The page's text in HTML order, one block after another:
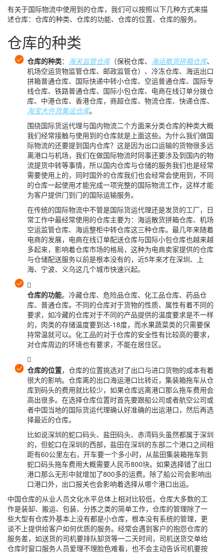
有关于国际物流中使用到的仓库，我们可以按照以下几种方式来描
述仓库：仓库的种类、仓库的功能、仓库的位置、仓库的服务。
仓库的种类
仓库的种类： 海关监管仓库（保税仓库、 海运散货拼箱仓库、
机场空运货物监管仓库、邮政监管仓）、冷冻仓库、海运出口
拼箱普通仓库、国际快递中转小仓库、空运普通仓库、国际专
线仓库、铁路普通仓库、国际小包仓库、电商在线订单分拨仓
库、中港仓库、香港仓库，商超仓库、物流仓库、快递仓库、
淘宝大件货集运仓库。
围绕国际货运代理与国内物流二个方面来分类仓库的种类大概
我们经常接触与使用到的仓库就是上面这些。为什么我们做国
际物流的还要提到国内仓库？这是因为出口运输的货物很多远
离港口与机场，我们在做国际物流时同事还要涉及到国内的物
流提货中转等事情，所以国内仓库与仓储的服务我们也是经常
需要使用上的，同时国外的仓库我们也会经常会使用到，不同
的仓库一起使用才能完成一项完整的国际物流工作，这样才能
为客户提供门到门的国际运输服务。
在传统的国际物流中不管是国际货运代理还是发货的工厂，日
常工作中最经常使用的仓库主要为：海运散货拼箱仓库、机场
空运监管仓库、海运整柜中转仓库这三种仓库。最几年来随着
电商的发展，电商在线订单配送仓库与国际小包仓库也越来越
多起来，影响着仓库市场的格局，这种为电商卖家提供的仓库
与仓储配送服务以前是根本没有的，近5年来才在深圳、上
海、宁波、义乌这几个城市快速兴起。

仓库的功能。冷藏仓库、危险品仓库、化工品仓库、药品仓
库、普通仓库。不同的仓库对于货物的性质、属性有着不同的
要求，如冷藏的仓库对于不同的产品提供的温度要求是不一样
的，肉类的存储温度要到达-18度，而水果蔬菜类的只需要保
持常温就可以。化工品的对于仓库的安全性有比较高的要求，
对仓库周边的环境也有要求，不能在居住区。

仓库的位置，仓库的位置挑选对了出口与进口货物的成本有着
很大的影响。仓库离的出口海运港口比转近，集装箱拖车从仓
库到码头的费用就比较少，如果仓库远离港口那么拖车费用会
高出很多。在选择仓库位置时首先要跟船公司或者航空公司或
者中国当地的国际货运代理确认好准确的出运港口，然后再选
择最近的仓库。
比如说深圳的蛇口码头、盐田码头、赤湾码头虽然都属于深圳
的，但蛇口在深圳的西部，盐田在深圳的东部二个港口之间相
距有60公里左右，开车要一个多小时，从盐田集装箱拖车到
蛇口码头拖车费用大概需要人民币800块。如果选择错了出口
港口那么无形中就增加了800多的运费。除了船公司会影响出
口港口外，出口报关也会影响着选择从哪个港口出运。
中国仓库的从业人员文化水平总体上相对比较低，仓库大多数的工
作是装缷、搬运、包装、分拣之类的简单工作，仓库的管理除了一
些大型有仓库外基本上没有都是小仓库，根本没有系统的管理，更
谈不上提供给客户如何优质的服务。经常会遇到客户的抱怨仓库的
服务差，如送货的司机要排队缷货等一二天时间，司机送货交单给
仓库时窗口服务人员爱理不理脸色难看，也不会主动告诉司机要按